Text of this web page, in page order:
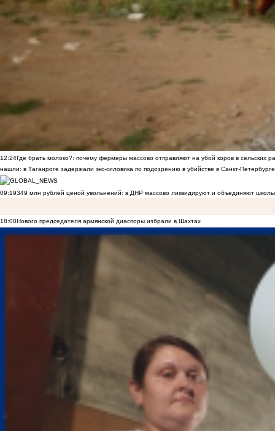
12:24Где брать молоко?: почему фермеры массово отправляют на убой коров в сельских
нашли: в Таганроге задержали экс-силовика по подозрению в убийстве в Санкт-Петербурге
09:19349 млн рублей ценой увольнений: в ДНР массово ликвидируют и объединяют
18:00Нового председателя армянской диаспоры избрали в Шахтах